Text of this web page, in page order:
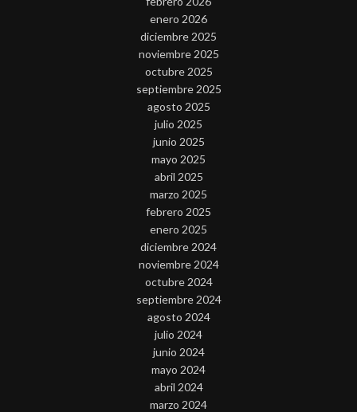
enero 2026
diciembre 2025
noviembre 2025
octubre 2025
septiembre 2025
agosto 2025
julio 2025
junio 2025
mayo 2025
abril 2025
marzo 2025
febrero 2025
enero 2025
diciembre 2024
noviembre 2024
octubre 2024
septiembre 2024
agosto 2024
julio 2024
junio 2024
mayo 2024
abril 2024
marzo 2024